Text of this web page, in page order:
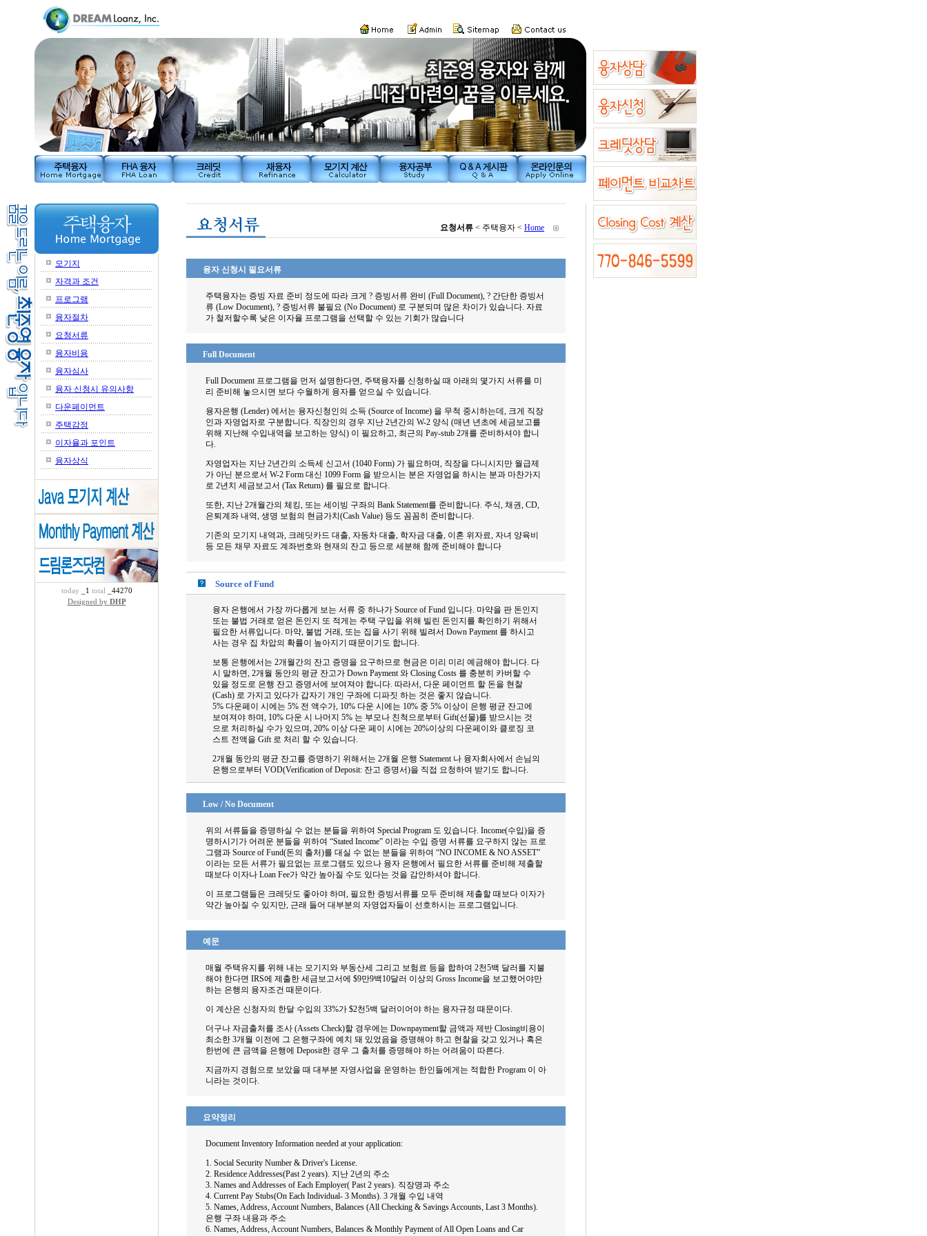
모기지
자격과 조건
프로그램
융자절차
요청서류
융자비용
융자심사
융자 신청시 유의사항
다운페이먼트
주택감정
이자율과 포인트
융자상식
today _1 total
_44270
Designed by DHP
요청서류 < 주택융자 < Home
융자 신청시 필요서류
주택융자는 증빙 자료 준비 정도에 따라 크게 ? 증빙서류 완비 (Full Document), ? 간단한 증빙서
류 (Low Document), ? 증빙서류 불필요 (No Document) 로 구분되며 많은 차이가 있습니다. 자료
가 철저할수록 낮은 이자율 프로그램을 선택할 수 있는 기회가 많습니다
Full Document
Full Document 프로그램을 먼저 설명한다면, 주택융자를 신청하실 때 아래의 몇가지 서류를 미
리 준비해 놓으시면 보다 수월하게 융자를 얻으실 수 있습니다.
융자은행 (Lender) 에서는 융자신청인의 소득 (Source of Income) 을 무척 중시하는데, 크게 직장
인과 자영업자로 구분합니다. 직장인의 경우 지난 2년간의 W-2 양식 (매년 년초에 세금보고를
위해 지난해 수입내역을 보고하는 양식) 이 필요하고, 최근의 Pay-stub 2개를 준비하셔야 합니
다.
자영업자는 지난 2년간의 소득세 신고서 (1040 Form) 가 필요하며, 직장을 다니시지만 월급제
가 아닌 분으로서 W-2 Form 대신 1099 Form 을 받으시는 분은 자영업을 하시는 분과 마찬가지
로 2년치 세금보고서 (Tax Return) 를 필요로 합니다.
또한, 지난 2개월간의 체킹, 또는 세이빙 구좌의 Bank Statement를 준비합니다. 주식, 채권, CD,
은퇴계좌 내역, 생명 보험의 현금가치(Cash Value) 등도 꼼꼼히 준비합니다.
기존의 모기지 내역과, 크레딧카드 대출, 자동차 대출, 학자금 대출, 이혼 위자료, 자녀 양육비
등 모든 채무 자료도 계좌번호와 현재의 잔고 등으로 세분해 함께 준비해야 합니다
Source of Fund
융자 은행에서 가장 까다롭게 보는 서류 중 하나가 Source of Fund 입니다. 마약을 판 돈인지
또는 불법 거래로 얻은 돈인지 또 적게는 주택 구입을 위해 빌린 돈인지를 확인하기 위해서
필요한 서류입니다. 마약, 불법 거래, 또는 집을 사기 위해 빌려서 Down Payment 를 하시고
사는 경우 집 차압의 확률이 높아지기 때문이기도 합니다.
보통 은행에서는 2개월간의 잔고 증명을 요구하므로 현금은 미리 미리 예금해야 합니다. 다
시 말하면, 2개월 동안의 평균 잔고가 Down Payment 와 Closing Costs 를 충분히 카버할 수
있을 정도로 은행 잔고 증명서에 보여져야 합니다. 따라서, 다운 페이먼트 할 돈을 현찰
(Cash) 로 가지고 있다가 갑자기 개인 구좌에 디파짓 하는 것은 좋지 않습니다.
5% 다운페이 시에는 5% 전 액수가, 10% 다운 시에는 10% 중 5% 이상이 은행 평균 잔고에
보여져야 하며, 10% 다운 시 나머지 5% 는 부모나 친척으로부터 Gift(선물)를 받으시는 것
으로 처리하실 수가 있으며, 20% 이상 다운 페이 시에는 20%이상의 다운페이와 클로징 코
스트 전액을 Gift 로 처리 할 수 있습니다.
2개월 동안의 평균 잔고를 증명하기 위해서는 2개월 은행 Statement 나 융자회사에서 손님의
은행으로부터 VOD(Verification of Deposit: 잔고 증명서)을 직접 요청하여 받기도 합니다.
Low / No Document
위의 서류들을 증명하실 수 없는 분들을 위하여 Special Program 도 있습니다. Income(수입)을 증
명하시기가 어려운 분들을 위하여 “Stated Income” 이라는 수입 증명 서류를 요구하지 않는 프로
그램과 Source of Fund(돈의 출처)를 대실 수 없는 분들을 위하여 “NO INCOME & NO ASSET”
이라는 모든 서류가 필요없는 프로그램도 있으나 융자 은행에서 필요한 서류를 준비해 제출할
때보다 이자나 Loan Fee가 약간 높아질 수도 있다는 것을 감안하셔야 합니다.
이 프로그램들은 크레딧도 좋아야 하며, 필요한 증빙서류를 모두 준비해 제출할 때보다 이자가
약간 높아질 수 있지만, 근래 들어 대부분의 자영업자들이 선호하시는 프로그램입니다.
예문
매월 주택유지를 위해 내는 모기지와 부동산세 그리고 보험료 등을 합하여 2천5백 달러를 지불
해야 한다면 IRS에 제출한 세금보고서에 $9만9백10달러 이상의 Gross Income을 보고했어야만
하는 은행의 융자조건 때문이다.
이 계산은 신청자의 한달 수입의 33%가 $2천5백 달러이어야 하는 융자규정 때문이다.
더구나 자금출처를 조사 (Assets Check)할 경우에는 Downpayment할 금액과 제반 Closing비용이
최소한 3개월 이전에 그 은행구좌에 예치 돼 있었음을 증명해야 하고 현찰을 갖고 있거나 혹은
한번에 큰 금액을 은행에 Deposit한 경우 그 출처를 증명해야 하는 어려움이 따른다.
지금까지 경험으로 보았을 때 대부분 자영사업을 운영하는 한인들에게는 적합한 Program 이 아
니라는 것이다.
요약정리
Document Inventory Information needed at your application:
1. Social Security Number & Driver's License.
2. Residence Addresses(Past 2 years). 지난 2년의 주소
3. Names and Addresses of Each Employer( Past 2 years). 직장명과 주소
4. Current Pay Stubs(On Each Individual- 3 Months). 3 개월 수입 내역
5. Names, Address, Account Numbers, Balances (All Checking & Savings Accounts, Last 3 Months).
은행 구좌 내용과 주소
6. Names, Address, Account Numbers, Balances & Monthly Payment of All Open Loans and Car